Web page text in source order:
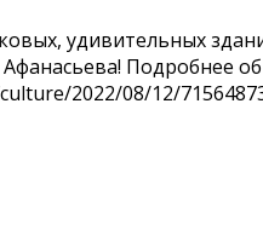
удивительных
Подробнее
2022/08/12/